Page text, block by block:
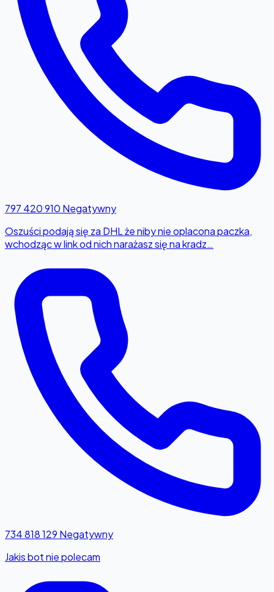
797 420 910 Negatywny
Oszuści podają się za DHL że niby nie oplacona paczka,
wchodząc w link od nich narażasz się na kradz…
734 818 129 Negatywny
Jakis bot nie polecam